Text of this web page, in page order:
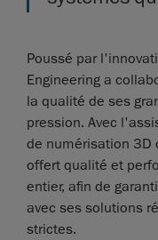
Poussé par
Engineering a
la qualité de ses
pression. Avec
de numérisation 3D
offert qualité et
entier, afin de
avec ses solutions
strictes.